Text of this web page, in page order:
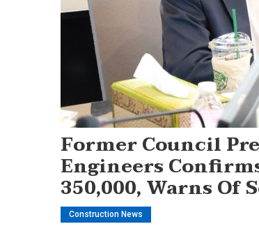
Former Council
Engineers
350,000, Warns Of
Construction News